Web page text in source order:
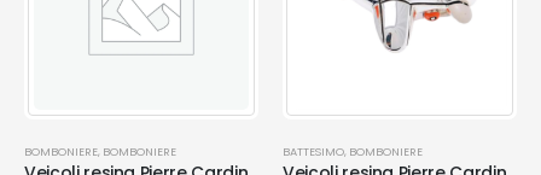
BOMBONIERE, BOMBONIERE BATTESIMO, BOMBONIERE